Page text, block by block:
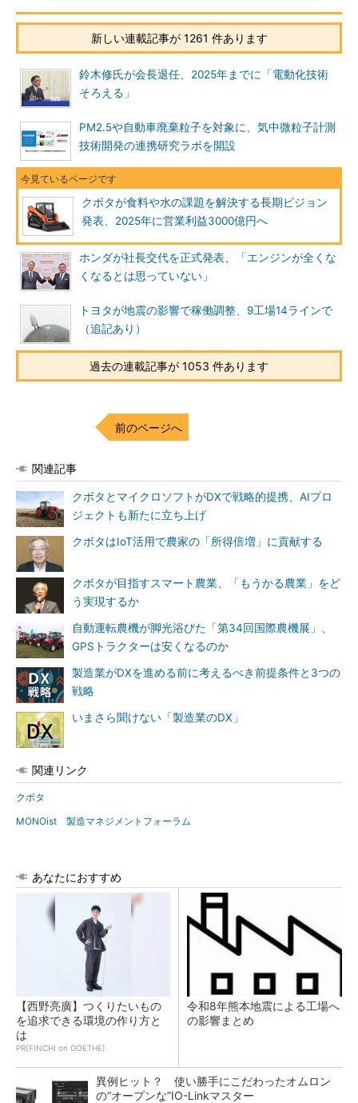
新しい連載記事が 1261 件あります
鈴木修氏が会長退任、2025年までに「電動化技術
そろえる」
PM2.5や自動車廃棄粒子を対象に、気中微粒子計測
技術開発の連携研究ラボを開設
クボタが食料や水の課題を解決する長期ビジョン
発表、2025年に営業利益3000億円へ
ホンダが社長交代を正式発表、「エンジンが全くな
くなるとは思っていない」
トヨタが地震の影響で稼働調整、9工場14ラインで
（追記あり）
過去の連載記事が 1053 件あります
前のページへ
関連記事
クボタとマイクロソフトがDXで戦略的提携、AIプロ
ジェクトも新たに立ち上げ
クボタはIoT活用で農家の「所得倍増」に貢献する
クボタが目指すスマート農業、「もうかる農業」をど
う実現するか
自動運転農機が脚光浴びた「第34回国際農機展」、
GPSトラクターは安くなるのか
製造業がDXを進める前に考えるべき前提条件と3つの
戦略
いまさら聞けない「製造業のDX」
関連リンク
クボタ
MONOist 製造マネジメントフォーラム
あなたにおすすめ
【西野亮廣】つくりたいもの
を追求できる環境の作り方と
は
PR(FINCHI on GOETHE)
令和8年熊本地震による工場へ
の影響まとめ
異例ヒット？ 使い勝手にこだわったオムロン
の“オープンな”IO-Linkマスター